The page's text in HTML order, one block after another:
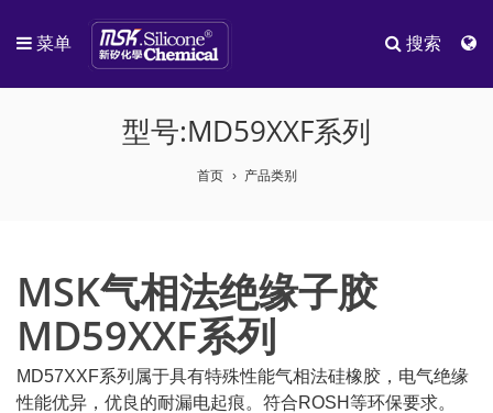
菜单 搜索
型号:MD59XXF系列
首页 产品类别
MSK气相法绝缘子胶
MD59XXF系列
MD57XXF系列属于具有特殊性能气相法硅橡胶，电气绝缘
性能优异，优良的耐漏电起痕。符合ROSH等环保要求。